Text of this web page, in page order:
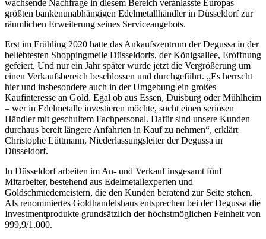
wachsende Nachfrage in diesem Bereich veranlasste Europas
größten bankenunabhängigen Edelmetallhändler in Düsseldorf zur
räumlichen Erweiterung seines Serviceangebots.
Erst im Frühling 2020 hatte das Ankaufszentrum der Degussa in der
beliebtesten Shoppingmeile Düsseldorfs, der Königsallee, Eröffnung
gefeiert. Und nur ein Jahr später wurde jetzt die Vergrößerung um
einen Verkaufsbereich beschlossen und durchgeführt. „Es herrscht
hier und insbesondere auch in der Umgebung ein großes
Kaufinteresse an Gold. Egal ob aus Essen, Duisburg oder Mühlheim
– wer in Edelmetalle investieren möchte, sucht einen seriösen
Händler mit geschultem Fachpersonal. Dafür sind unsere Kunden
durchaus bereit längere Anfahrten in Kauf zu nehmen“, erklärt
Christophe Lüttmann, Niederlassungsleiter der Degussa in
Düsseldorf.
In Düsseldorf arbeiten im An- und Verkauf insgesamt fünf
Mitarbeiter, bestehend aus Edelmetallexperten und
Goldschmiedemeistern, die den Kunden beratend zur Seite stehen.
Als renommiertes Goldhandelshaus entsprechen bei der Degussa die
Investmentprodukte grundsätzlich der höchstmöglichen Feinheit von
999,9/1.000.